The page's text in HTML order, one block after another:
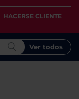
HACERSE CLIENTE
Ver todos